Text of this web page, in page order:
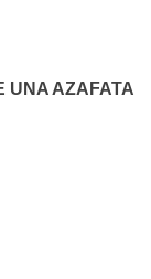
UNA AZAFATA